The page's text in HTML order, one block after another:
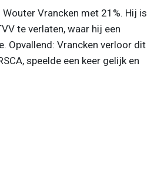
Vrancken met 21%. Hij is
te verlaten, waar hij een
Opvallend: Vrancken verloor dit
speelde een keer gelijk en